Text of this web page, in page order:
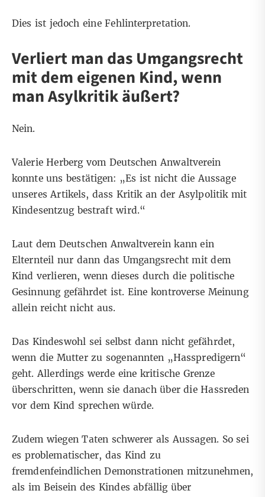
Dies ist jedoch eine Fehlinterpretation.
Verliert man das Umgangsrecht
mit dem eigenen Kind, wenn
man Asylkritik äußert?
Nein.
Valerie Herberg vom Deutschen Anwaltverein
konnte uns bestätigen: „Es ist nicht die Aussage
unseres Artikels, dass Kritik an der Asylpolitik mit
Kindesentzug bestraft wird.“
Laut dem Deutschen Anwaltverein kann ein
Elternteil nur dann das Umgangsrecht mit dem
Kind verlieren, wenn dieses durch die politische
Gesinnung gefährdet ist. Eine kontroverse Meinung
allein reicht nicht aus.
Das Kindeswohl sei selbst dann nicht gefährdet,
wenn die Mutter zu sogenannten „Hasspredigern“
geht. Allerdings werde eine kritische Grenze
überschritten, wenn sie danach über die Hassreden
vor dem Kind sprechen würde.
Zudem wiegen Taten schwerer als Aussagen. So sei
es problematischer, das Kind zu
fremdenfeindlichen Demonstrationen mitzunehmen,
als im Beisein des Kindes abfällig über